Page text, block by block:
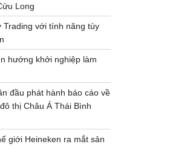
Long
Trading với tính năng tùy
hướng khởi nghiệp làm
đầu phát hành báo cáo về
thị Châu Á Thái Bình
giới Heineken ra mắt sản